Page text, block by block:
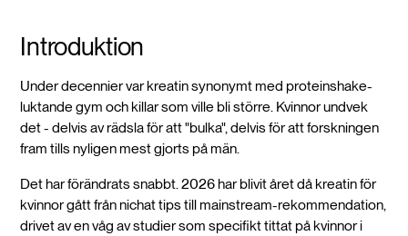
Introduktion
Under decennier var kreatin synonymt med proteinshake-
luktande gym och killar som ville bli större. Kvinnor undvek
det - delvis av rädsla för att "bulka", delvis för att forskningen
fram tills nyligen mest gjorts på män.
Det har förändrats snabbt. 2026 har blivit året då kreatin för
kvinnor gått från nichat tips till mainstream-rekommendation,
drivet av en våg av studier som specifikt tittat på kvinnor i